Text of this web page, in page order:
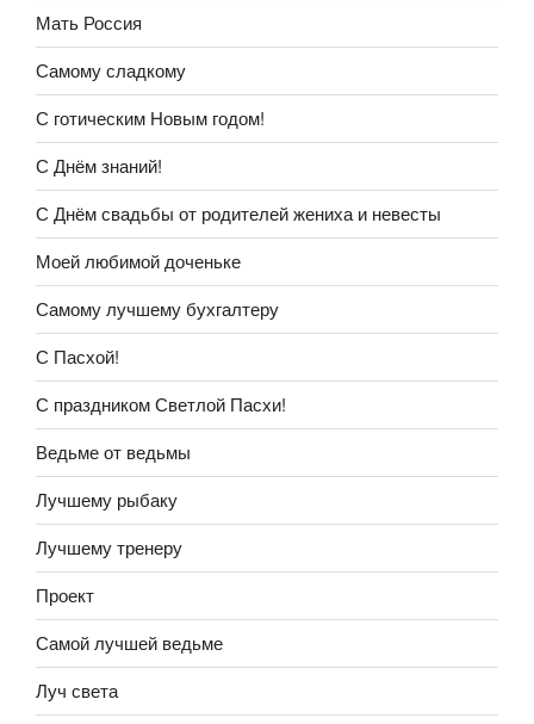
Мать Россия
Самому сладкому
С готическим Новым годом!
С Днём знаний!
С Днём свадьбы от родителей жениха и невесты
Моей любимой доченьке
Самому лучшему бухгалтеру
С Пасхой!
С праздником Светлой Пасхи!
Ведьме от ведьмы
Лучшему рыбаку
Лучшему тренеру
Проект
Самой лучшей ведьме
Луч света